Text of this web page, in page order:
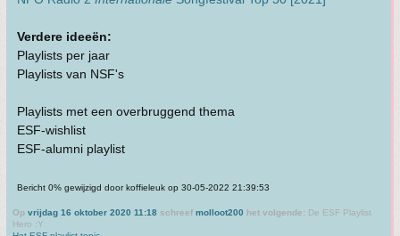
Verdere ideeën:
Playlists per jaar
Playlists van NSF's
Playlists met een overbruggend thema
ESF-wishlist
ESF-alumni playlist
Bericht 0% gewijzigd door koffieleuk op 30-05-2022 21:39:53
Op vrijdag 16 oktober 2020 11:18 schreef molloot200 het volgende: De ESF Playlist
Hero :Y